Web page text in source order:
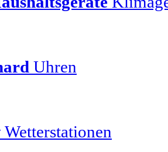
Uhren
Wetterstationen